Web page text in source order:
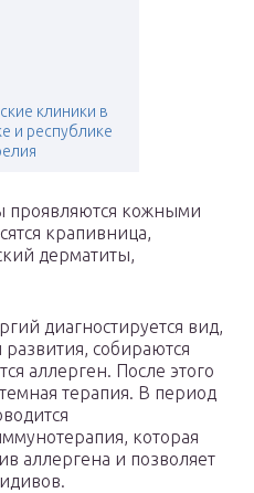
клиники в
и республике
проявляются кожными
крапивница,
дерматиты,
диагностируется вид,
собираются
аллерген. После этого
терапия. В период
которая
аллергена и позволяет